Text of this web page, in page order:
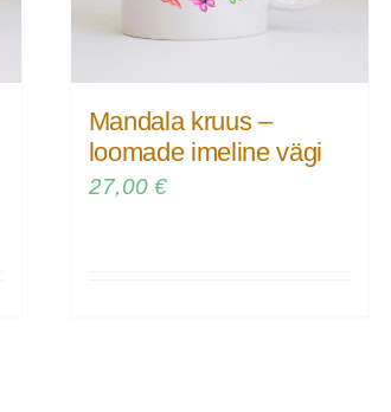
Mandala kruus –
loomade imeline vägi
27,00€